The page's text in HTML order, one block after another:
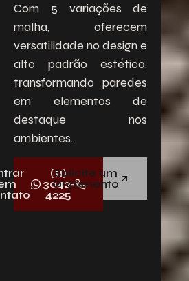
Com 5 variações de
malha, oferecem
versatilidade no design e
alto padrão estético,
transformando paredes
em elementos de
destaque nos
ambientes.
(11)
3042-
4225
Solicite um
Orçamento
Aceito receber emails da